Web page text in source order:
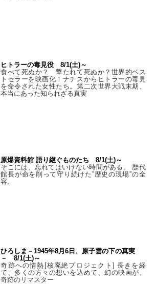
ヒトラーの毒見役 8/1(土)～
食べて死ぬか？ 撃たれて死ぬか？世界的ベス
トセラーを映画化！ナチスからヒトラーの毒見
を命令された女性たち。第二次世界大戦末期、
本当にあった知られざる真実
原爆資料館 語り継ぐものたち 8/1(土)～
そこには、忘れてはいけない時間がある。 歴代
館長が命を削って守り続けた”歴史の現場”の全
容。
ひろしま－1945年8月6日、原子雲の下の真実
－ 8/1(土)～
奇跡への情熱[核廃絶プロジェクト] 長きを経
て、多くの方々の想いを込めて、幻の映画が、
奇跡のリマスター